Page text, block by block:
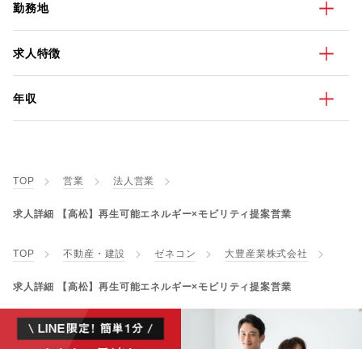
勤務地
求人特徴
年収
TOP 営業 法人営業
求人詳細 【高松】再生可能エネルギー×モビリティ提案営業
TOP 不動産・建設 ゼネコン 大豊産業株式会社
求人詳細 【高松】再生可能エネルギー×モビリティ提案営業